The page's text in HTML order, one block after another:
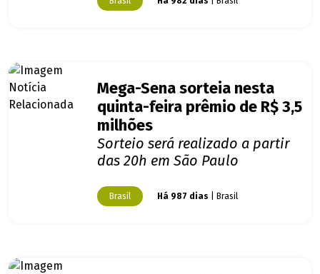
Mega-Sena sorteia nesta
quinta-feira prêmio de R$ 3,5
milhões
Sorteio será realizado a partir
das 20h em São Paulo
Brasil Há 987 dias | Brasil